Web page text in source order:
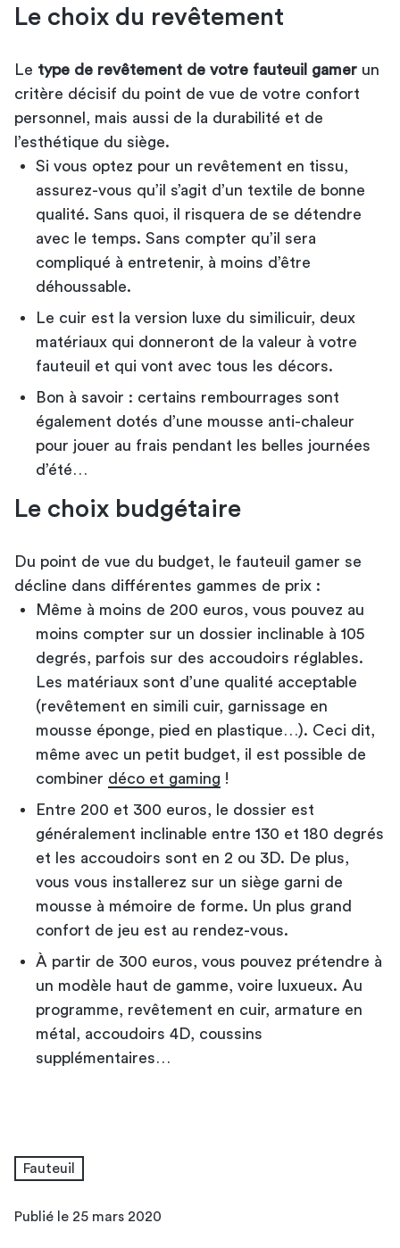
Le choix du revêtement
Le type de revêtement de votre fauteuil gamer un
critère décisif du point de vue de votre confort
personnel, mais aussi de la durabilité et de
l’esthétique du siège.
Si vous optez pour un revêtement en tissu,
assurez-vous qu’il s’agit d’un textile de bonne
qualité. Sans quoi, il risquera de se détendre
avec le temps. Sans compter qu’il sera
compliqué à entretenir, à moins d’être
déhoussable.
Le cuir est la version luxe du similicuir, deux
matériaux qui donneront de la valeur à votre
fauteuil et qui vont avec tous les décors.
Bon à savoir : certains rembourrages sont
également dotés d’une mousse anti-chaleur
pour jouer au frais pendant les belles journées
d’été…
Le choix budgétaire
Du point de vue du budget, le fauteuil gamer se
décline dans différentes gammes de prix :
Même à moins de 200 euros, vous pouvez au
moins compter sur un dossier inclinable à 105
degrés, parfois sur des accoudoirs réglables.
Les matériaux sont d’une qualité acceptable
(revêtement en simili cuir, garnissage en
mousse éponge, pied en plastique…). Ceci dit,
même avec un petit budget, il est possible de
combiner déco et gaming !
Entre 200 et 300 euros, le dossier est
généralement inclinable entre 130 et 180 degrés
et les accoudoirs sont en 2 ou 3D. De plus,
vous vous installerez sur un siège garni de
mousse à mémoire de forme. Un plus grand
confort de jeu est au rendez-vous.
À partir de 300 euros, vous pouvez prétendre à
un modèle haut de gamme, voire luxueux. Au
programme, revêtement en cuir, armature en
métal, accoudoirs 4D, coussins
supplémentaires…
Fauteuil
Publié le 25 mars 2020